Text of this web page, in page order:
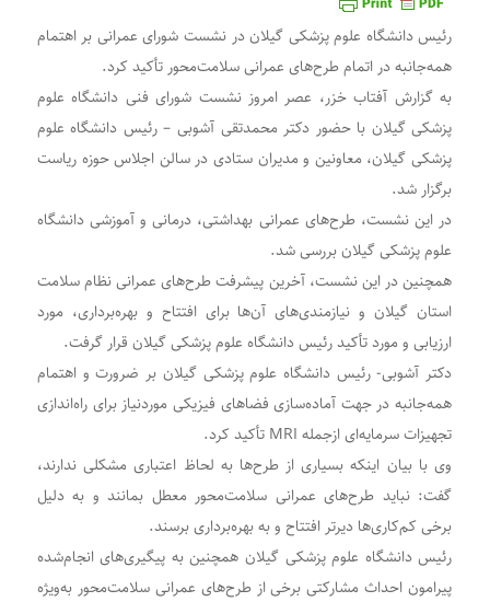
پزشکی گیلان، معاونین و مدیران ستادی در سالن اجلاس حوزه
ریاست برگزار شد. در
رئیس دانشگاه علوم پزشکی گیلان در نشست شورای عمرانی بر اهتمام
همه‌جانبه در اتمام طرح‌های عمرانی سلامت‌محور تأکید کرد.
به گزارش آفتاب خزر، عصر امروز نشست شورای فنی دانشگاه علوم
پزشکی گیلان با حضور دکتر محمدتقی آشوبی – رئیس دانشگاه علوم
پزشکی گیلان، معاونین و مدیران ستادی در سالن اجلاس حوزه ریاست
برگزار شد.
در این نشست، طرح‌های عمرانی بهداشتی، درمانی و آموزشی دانشگاه
علوم پزشکی گیلان بررسی شد.
همچنین در این نشست، آخرین پیشرفت طرح‌های عمرانی نظام سلامت
استان گیلان و نیازمندی‌های آن‌ها برای افتتاح و بهره‌برداری، مورد
ارزیابی و مورد تأکید رئیس دانشگاه علوم پزشکی گیلان قرار گرفت.
دکتر آشوبی- رئیس دانشگاه علوم پزشکی گیلان بر ضرورت و اهتمام
همه‌جانبه در جهت آماده‌سازی فضاهای فیزیکی موردنیاز برای راه‌اندازی
تجهیزات سرمایه‌ای ازجمله MRI تأکید کرد.
وی با بیان اینکه بسیاری از طرح‌ها به لحاظ اعتباری مشکلی ندارند،
گفت: نباید طرح‌های عمرانی سلامت‌محور معطل بمانند و به دلیل
برخی کم‌کاری‌ها دیرتر افتتاح و به بهره‌برداری برسند.
رئیس دانشگاه علوم پزشکی گیلان همچنین به پیگیری‌های انجام‌شده
پیرامون احداث مشارکتی برخی از طرح‌های عمرانی سلامت‌محور به‌ویژه